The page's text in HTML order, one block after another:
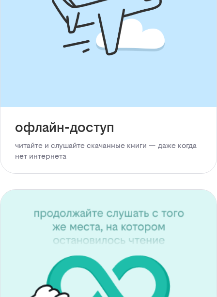
офлайн-доступ
читайте и слушайте скачанные книги — даже когда
нет интернета